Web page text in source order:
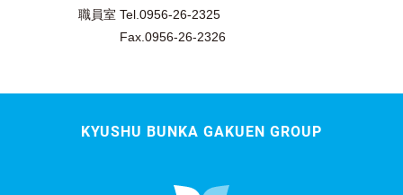
職員室 Tel.0956-26-2325
Fax.0956-26-2326
KYUSHU BUNKA GAKUEN GROUP